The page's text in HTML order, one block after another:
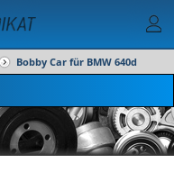
Bobby Car für BMW 640d